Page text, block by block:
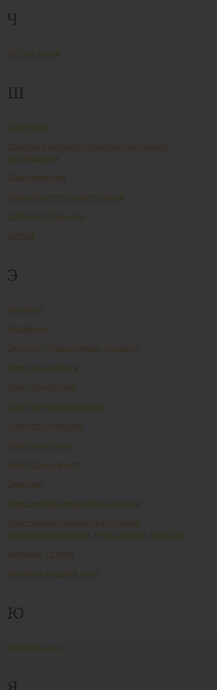
Ч
Чет эл банки
Ш
Шартнома
Шахсий жамғариб бориладиган пенсия
ҳисобварағи
Шахсий молия
Шахсий суғурта шартномаси
ШИР-код (Пин-код)
Штраф
Э
Эквайер
Эквайринг
Экспорт (Товар/хизмат (ишлар))
Электрон оферта
Электрон пуллар
Электрон рақамли имзо
Электрон тижорат
Электрон тўлов
Электрон ҳужжат
Эмиссия
Эмиссиявий қимматли қоғозлар
Эмиссиявий қимматли қоғозлар
чиқарилишларининг ягона давлат реестри
Эмпирик таҳлил
Эркин иқтисодий зона
Ю
Юридик шахс